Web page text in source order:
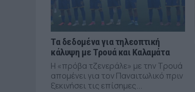
Τα δεδομένα για τηλεοπτική
κάλυψη με Τρουά και Καλαμάτα
Η «πρόβα τζενεράλε» με την Τρουά
απομένει για τον Παναιτωλικό πριν
ξεκινήσει τις επίσημες...